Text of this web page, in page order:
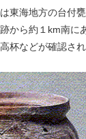
東海地方の台付
から約１km南に
杯などが確認さ